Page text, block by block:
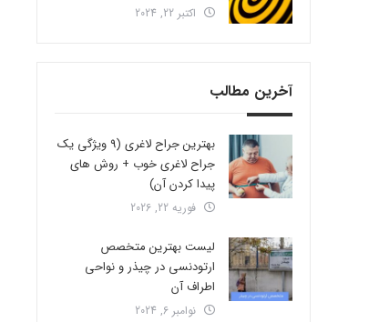
اکتبر 22, 2024
آخرین مطالب
بهترین جراح لاغری (9 ویژگی یک
جراح لاغری خوب + روش های
پیدا کردن آن)
فوریه 22, 2026
لیست بهترین متخصص
ارتودنسی در چیذر و نواحی
اطراف آن
نوامبر 6, 2024